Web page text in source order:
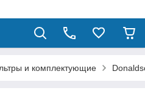
и комплектующие